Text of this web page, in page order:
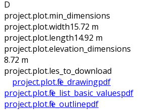
D
project.plot.min_dimensions
project.plot.width15.72 m
project.plot.length14.92 m
project.plot.elevation_dimensions
8.72 m
project.plot.files_to_download
project.plot.file_drawingpdf
project.plot.file_list_basic_valuespdf
project.plot.file_outlinepdf